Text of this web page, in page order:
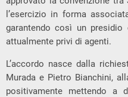
l’esercizio in forma
garantendo così un
attualmente privi di agenti.
L’accordo nasce dalla
Murada e Pietro Bianchini,
positivamente mettendo a